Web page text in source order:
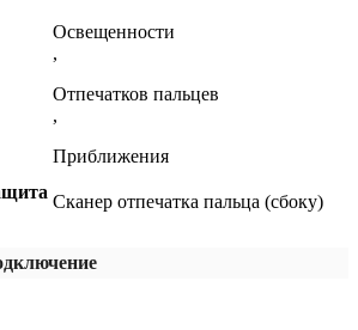
Освещенности
,
Отпечатков пальцев
,
Приближения
Сканер отпечатка пальца (сбоку)